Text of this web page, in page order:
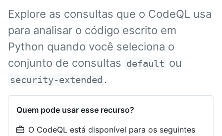
Explore as consultas que o CodeQL usa
para analisar o código escrito em
Python quando você seleciona o
conjunto de consultas default ou
security-extended .
Quem pode usar esse recurso?
O CodeQL está disponível para os seguintes